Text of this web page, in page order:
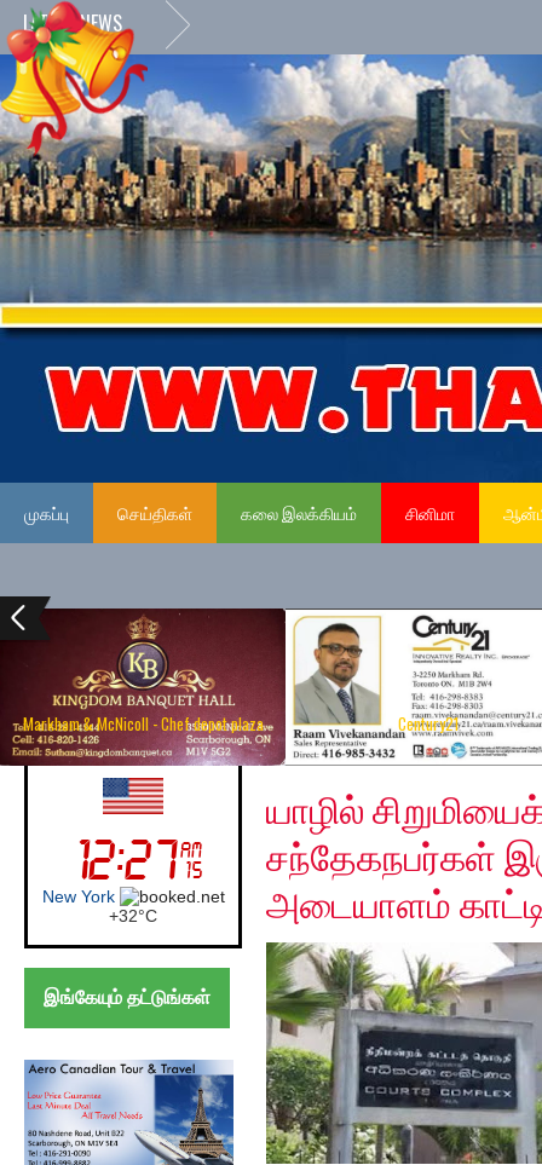
LATEST NEWS
முகப்பு செய்திகள் கலை இலக்கியம் சினிமா
Markham & McNicoll - Chef depot plaza Century21
UK (London)
London
+21°C
இங்கேயும் தட்டுங்கள்
Wednesday,
யாழில்
சந்தேகநபர்கள்
அடையாளம்